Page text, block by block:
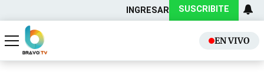
INGRESAR SUSCRIBITE
EN VIVO
Actualidad
Política